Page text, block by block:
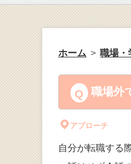
ホーム 職場・
職場外
アプローチ
自分が転職する